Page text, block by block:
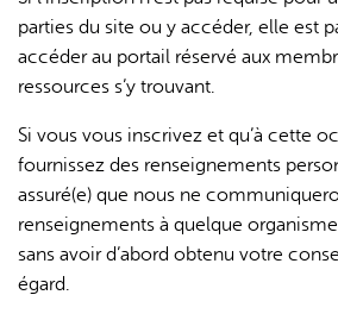
parties du site ou y accéder, elle est
accéder au portail réservé aux
ressources s’y trouvant.
Si vous vous inscrivez et qu’à cette
fournissez des renseignements
assuré(e) que nous ne
renseignements à quelque
sans avoir d’abord obtenu votre
égard.